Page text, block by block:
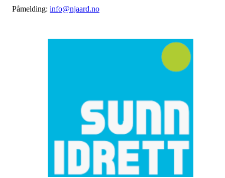
Påmelding: info@njaard.no